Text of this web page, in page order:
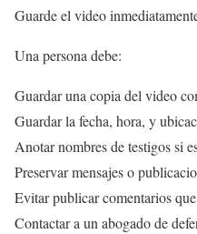
Guarde el video
Una persona debe:
Guardar una copia del video
Guardar la fecha, hora, y
Anotar nombres de testigos si
Preservar mensajes o
Evitar publicar comentarios
Contactar a un abogado de